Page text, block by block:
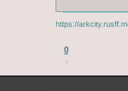
https://
0